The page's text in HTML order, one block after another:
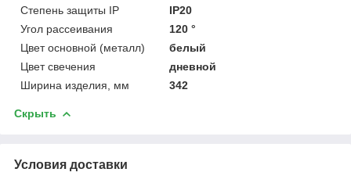
Степень защиты IP
IP20
Угол рассеивания
120 °
Цвет основной (металл)
белый
Цвет свечения
дневной
Ширина изделия, мм
342
Скрыть
Условия доставки